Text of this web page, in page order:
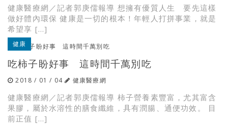
健康醫療網／記者郭庚儒報導 想擁有優質人生 要先這樣
做好體內環保 健康是一切的根本！年輕人打拼事業，就是
希望享 […]
健康
吃柿子盼好事 這時間千萬別吃
2018 / 01 / 04 健康醫療網
健康醫療網／記者郭庚儒報導 柿子營養素豐富，尤其富含
果膠，屬於水溶性的膳食纖維，具有潤腸、通便功效。 目
前正值 […]